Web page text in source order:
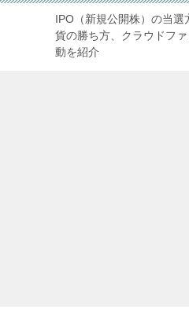
IPO（新規公開株）の当
貨の勝ち方、クラウドフ
動を紹介